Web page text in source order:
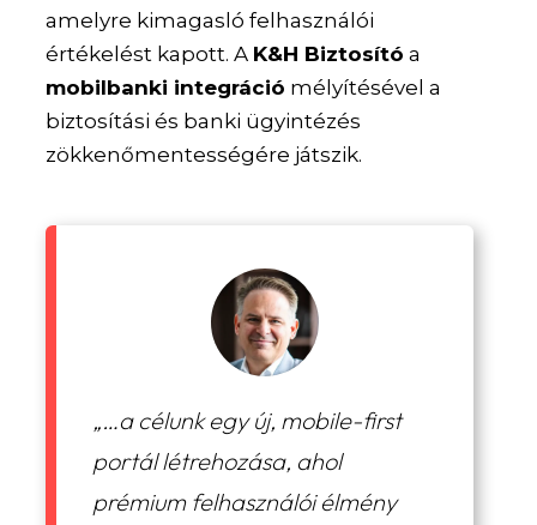
amelyre kimagasló felhasználói
értékelést kapott. A K&H Biztosító a
mobilbanki integráció mélyítésével a
biztosítási és banki ügyintézés
zökkenőmentességére játszik.
„…a célunk egy új, mobile-first
portál létrehozása, ahol
prémium felhasználói élmény